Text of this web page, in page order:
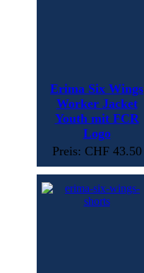
Erima Six Wings
Worker Jacket
Youth mit FCR
Logo
Preis: CHF 43.50